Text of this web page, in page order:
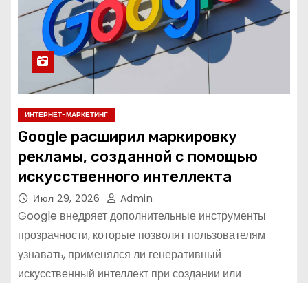
ИНТЕРНЕТ-МАРКЕТИНГ
Google расширил маркировку
рекламы, созданной с помощью
искусственного интеллекта
Июл 29, 2026 Admin
Google внедряет дополнительные инструменты
прозрачности, которые позволят пользователям
узнавать, применялся ли генеративный
искусственный интеллект при создании или